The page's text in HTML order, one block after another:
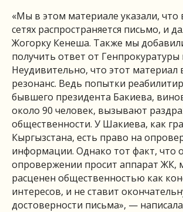
«Мы в этом материале указали, что
сетях распространяется письмо, и
Жогорку Кенеша. Также мы
получить ответ от Генпрокуратуры
Неудивительно, что этот материал
резонанс. Ведь попытки
бывшего президента Бакиева,
около 90 человек, вызывают
общественности. У Шакиева, как
Кыргызстана, есть право на
информации. Однако тот факт, что
опровержении просит аппарат ЖК,
расценен общественностью как
интересов, и не ставит
достоверности письма», —